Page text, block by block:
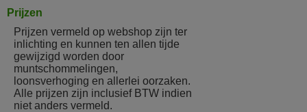
Prijzen
Prijzen vermeld op webshop zijn ter
inlichting en kunnen ten allen tijde
gewijzigd worden door
muntschommelingen,
loonsverhoging en allerlei oorzaken.
Alle prijzen zijn inclusief BTW indien
niet anders vermeld.